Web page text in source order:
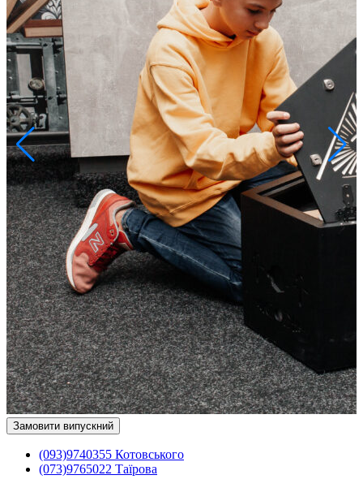
Замовити випускний
(093)9740355 Котовського
(073)9765022 Таїрова